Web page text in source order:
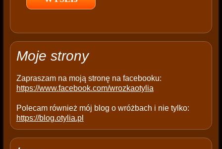
e
p
y
Moje strony
Zapraszam na moją stronę na facebooku:
https://www.facebook.com/wrozkaotylia
Polecam również mój blog o wróżbach i nie tylko:
https://blog.otylia.pl